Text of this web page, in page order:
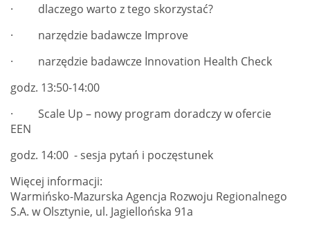
· dlaczego warto z tego skorzystać?
· narzędzie badawcze Improve
· narzędzie badawcze Innovation Health Check
godz. 13:50-14:00
· Scale Up – nowy program doradczy w ofercie
EEN
godz. 14:00 - sesja pytań i poczęstunek
Więcej informacji:
Warmińsko-Mazurska Agencja Rozwoju Regionalnego
S.A. w Olsztynie, ul. Jagiellońska 91a